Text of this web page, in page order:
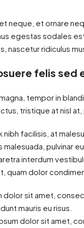
neque, et ornare
egestas sodales
nascetur ridiculus
felis
tempor in
tristique at nisl
nibh facilisis, at
malesuada, pulvinar
interdum
quam dolor
dolor sit amet,
mauris eu risus.
dolor sit amet,